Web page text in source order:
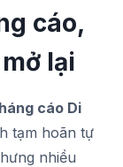
cáo,
lại
cáo Di
tạm hoãn tự
nhiều